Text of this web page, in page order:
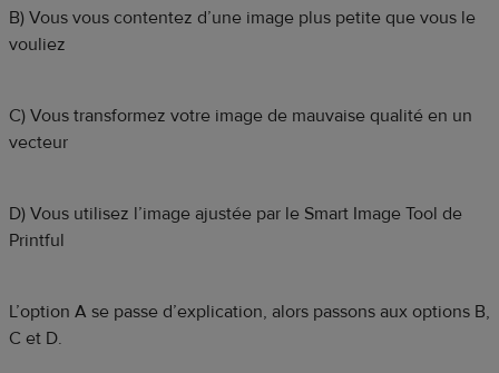
B) Vous vous contentez d’une image plus petite que vous le
vouliez
C) Vous transformez votre image de mauvaise qualité en un
vecteur
D) Vous utilisez l’image ajustée par le Smart Image Tool de
Printful
L’option A se passe d’explication, alors passons aux options B,
C et D.